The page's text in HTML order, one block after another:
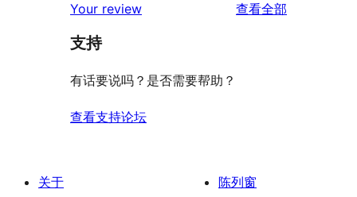
Your review 查看全部
支持
有话要说吗？是否需要帮助？
查看支持论坛
关于
陈列窗